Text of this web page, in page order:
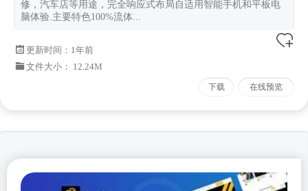
修，汽车店等用途，完全响应式布局自适用智能手机和平板电
脑体验.主要特色100%流体...
更新时间： 1年前
文件大小： 12.24M
下载 在线预览